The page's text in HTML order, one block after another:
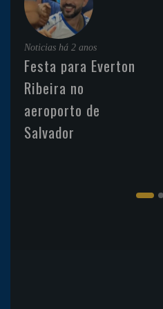
Noticias há 2 anos
Festa para Everton
Ribeira no
aeroporto de
Salvador